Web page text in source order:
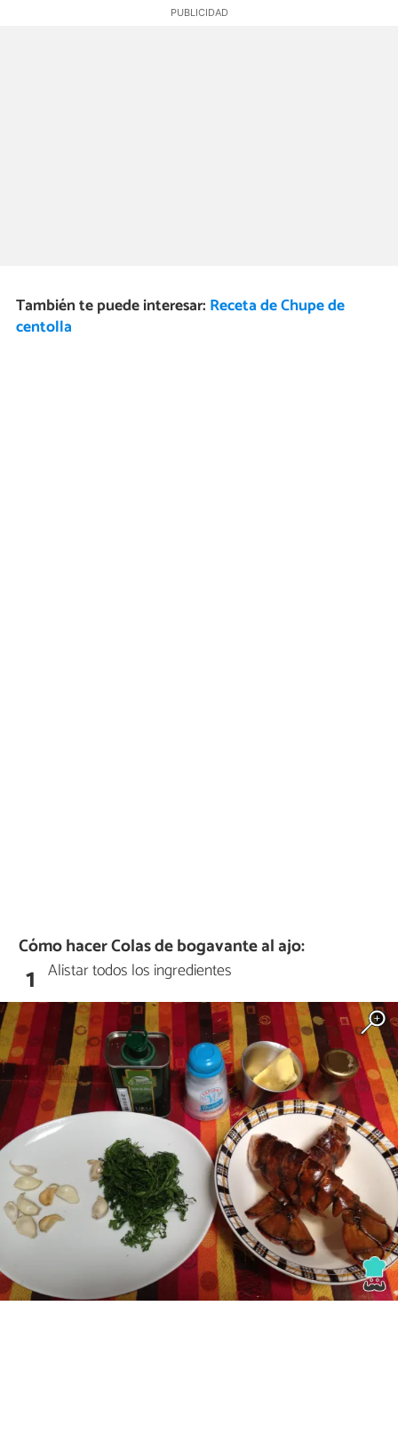
También te puede interesar: Receta de Chupe de
centolla
Cómo hacer Colas de bogavante al ajo:
1 Alistar todos los ingredientes